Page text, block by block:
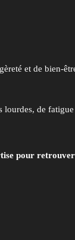
et de bien-
lourdes, de
pour retrouver